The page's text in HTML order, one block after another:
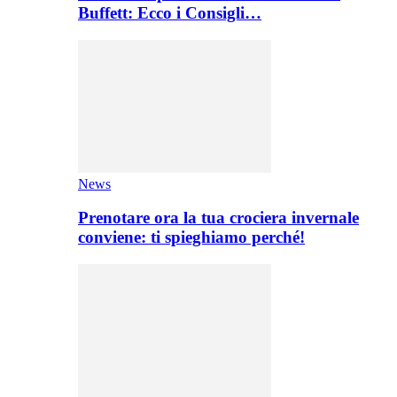
Buffett: Ecco i Consigli…
News
Prenotare ora la tua crociera invernale
conviene: ti spieghiamo perché!